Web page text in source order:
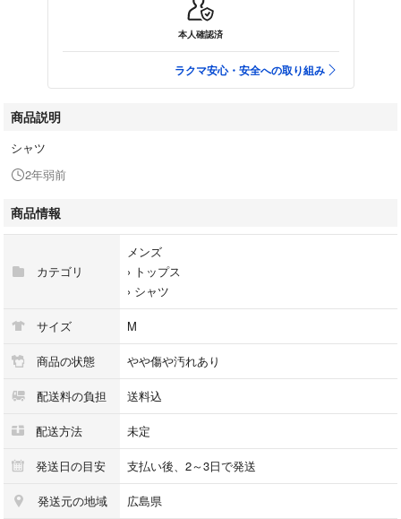
本人確認済
ラクマ安心・安全への取り組み
商品説明
シャツ
2年弱前
商品情報
カテゴリ
メンズ
› トップス
› シャツ
サイズ M
商品の状態 やや傷や汚れあり
配送料の負担 送料込
配送方法 未定
発送日の目安 支払い後、2～3日で発送
発送元の地域 広島県